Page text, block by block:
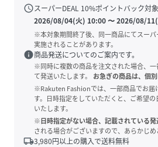
scheduleスーパーDEAL 10%ポイントバック対
2026/08/04(火) 10:00〜2026/08/
※本対象期間終了後、同一商品にてスーパ
実施されることがあります。
info商品発送についてのご案内です。
※同時に複数の商品を注文された場合、
て発送いたします。
お急ぎの商品は、個
※Rakuten Fashionでは、一部商品でお届
す。日時指定をしていただくと、ご希望
いたします。
※日時指定がない場合、記載されている
される場合がございますので、あらかじめ
local_shipping3,980円以上の購入で送料無料